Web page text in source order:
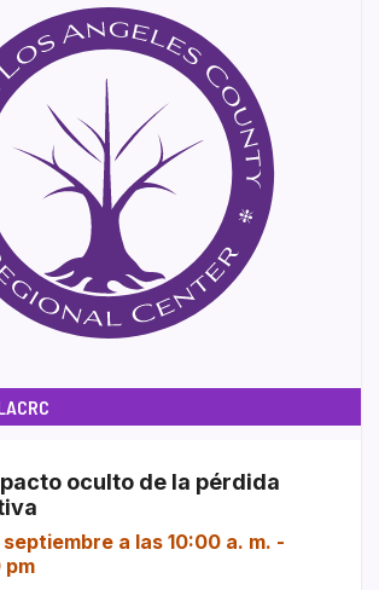
oculto de la pérdida
septiembre a las 10:00 a. m. -
pm